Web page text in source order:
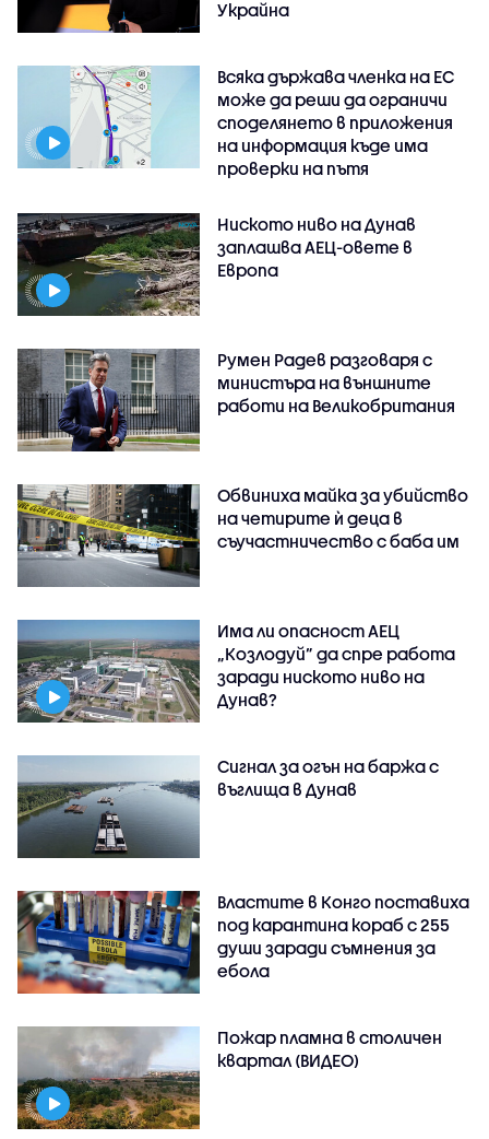
Украйна
Всяка държава членка на ЕС
може да реши да ограничи
споделянето в приложения
на информация къде има
проверки на пътя
Ниското ниво на Дунав
заплашва АЕЦ-овете в
Европа
Румен Радев разговаря с
министъра на външните
работи на Великобритания
Обвиниха майка за убийство
на четирите ѝ деца в
съучастничество с баба им
Има ли опасност АЕЦ
„Козлодуй” да спре работа
заради ниското ниво на
Дунав?
Сигнал за огън на баржа с
въглища в Дунав
Властите в Конго поставиха
под карантина кораб с 255
души заради съмнения за
ебола
Пожар пламна в столичен
квартал (ВИДЕО)